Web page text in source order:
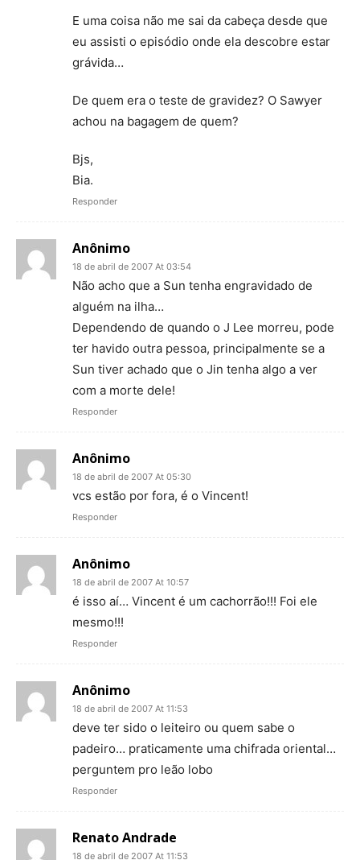
E uma coisa não me sai da cabeça desde que
eu assisti o episódio onde ela descobre estar
grávida…
De quem era o teste de gravidez? O Sawyer
achou na bagagem de quem?
Bjs,
Bia.
Responder
Anônimo
18 de abril de 2007 At 03:54
Não acho que a Sun tenha engravidado de
alguém na ilha…
Dependendo de quando o J Lee morreu, pode
ter havido outra pessoa, principalmente se a
Sun tiver achado que o Jin tenha algo a ver
com a morte dele!
Responder
Anônimo
18 de abril de 2007 At 05:30
vcs estão por fora, é o Vincent!
Responder
Anônimo
18 de abril de 2007 At 10:57
é isso aí… Vincent é um cachorrão!!! Foi ele
mesmo!!!
Responder
Anônimo
18 de abril de 2007 At 11:53
deve ter sido o leiteiro ou quem sabe o
padeiro… praticamente uma chifrada oriental…
perguntem pro leão lobo
Responder
Renato Andrade
18 de abril de 2007 At 11:53